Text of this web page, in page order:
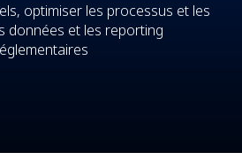
optimiser les processus et les
données et les reporting